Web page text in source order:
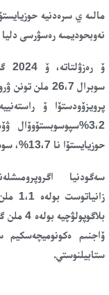
مالىە ي سرەدنيە
نەوبحوديمىە رەسۋرسى دليا
سوبرال 26،7 ملن تونن ۋروجايا زەرنوۆىح ي زەرنوبوبوۆىح كۋلتۋر.
پرويزۆودستۆاۆ
3،2%
سپوسوبستۆوۆال
حوزيايستۆا نا 13،7%، سوستاۆيۆ 8،3 ترلن تەنگە.
سەگودنيا
زانياتوست بولەە 1،1 ملن چەلوۆەك،
بلاگوپولۋچيەبولەە 4 ملن گراجدان.
ۆاجنىم ەكونوميچەسكيم
ستابيلنوستي.